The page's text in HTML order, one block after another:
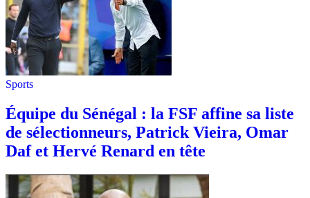
Sports
Équipe du Sénégal : la FSF affine sa liste
de sélectionneurs, Patrick Vieira, Omar
Daf et Hervé Renard en tête